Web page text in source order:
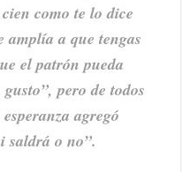
como te lo dice
a que tengas
el patrón pueda
pero de todos
agregó
saldrá o no”.